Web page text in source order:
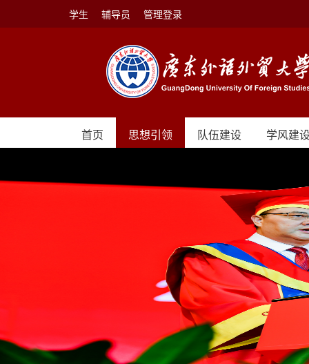
学生 辅导员 管理登录
首页 思想引领 队伍建设 学风建